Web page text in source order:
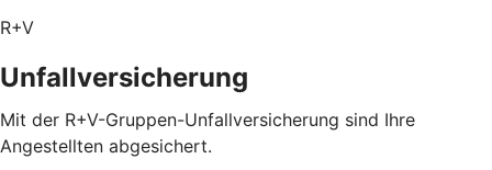
R+V
Unfallversicherung
Mit der R+V-Gruppen-Unfallversicherung sind Ihre
Angestellten abgesichert.